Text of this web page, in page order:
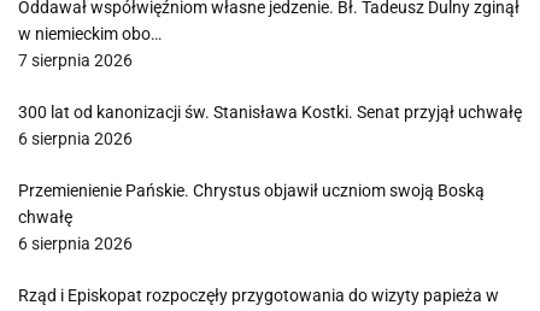
Oddawał współwięźniom własne jedzenie. Bł. Tadeusz Dulny zginął
w niemieckim obo…
7 sierpnia 2026
300 lat od kanonizacji św. Stanisława Kostki. Senat przyjął uchwałę
6 sierpnia 2026
Przemienienie Pańskie. Chrystus objawił uczniom swoją Boską
chwałę
6 sierpnia 2026
Rząd i Episkopat rozpoczęły przygotowania do wizyty papieża w